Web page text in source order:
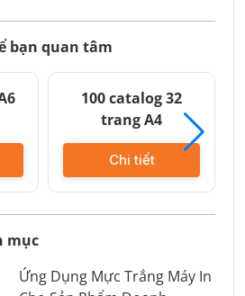
bạn quan tâm
100 catalog 32
trang A4
Chi tiết
mục
Ứng Dụng Mực Trắng Máy In